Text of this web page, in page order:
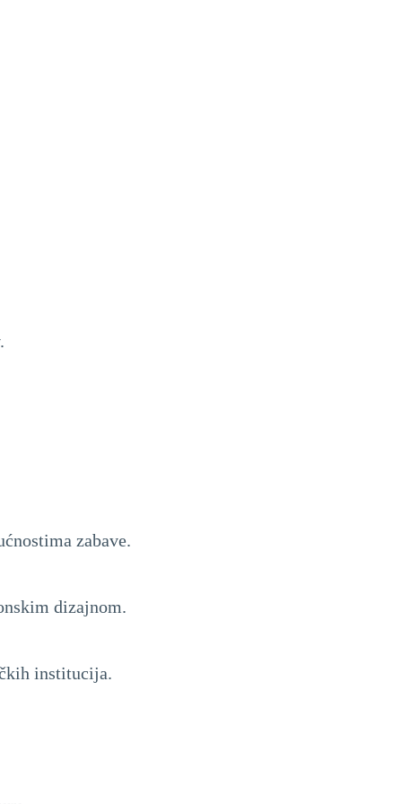
zabave.
dizajnom.
institucija.